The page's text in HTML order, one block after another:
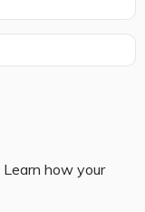
Learn how your